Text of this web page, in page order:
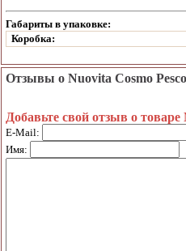
Габариты в упаковке:
Коробка:
Отзывы о Nuovita Cosmo Pesco
Добавьте свой отзыв о товаре
E-Mail:
Имя: